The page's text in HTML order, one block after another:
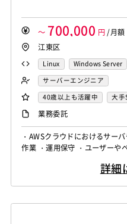
～ 700,000 円 /月額
江東区
Linux Windows Server
サーバーエンジニア
40歳以上も活躍中
大手
業務委託
・AWSクラウドにおけるサー
作業 ・運用保守 ・ユーザーや
様へのレクチャー など詳細